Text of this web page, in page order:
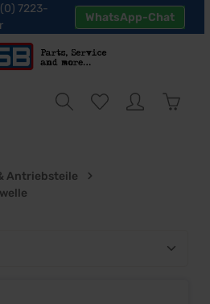
7223-
WhatsApp-Chat
Antriebsteile